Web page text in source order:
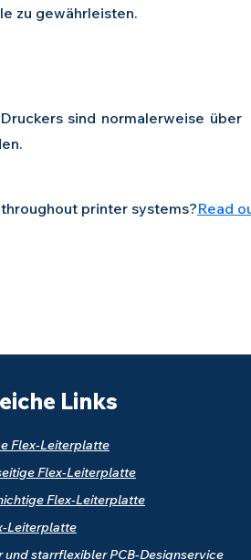
zu gewährleisten.
sind normalerweise über
printer systems?Read
Links
Flex-Leiterplatte
Flex-Leiterplatte
Flex-Leiterplatte
Leiterplatte
und starrflexibler PCB-Designservice